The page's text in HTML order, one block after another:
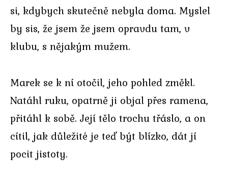
si, kdybych skutečně nebyla doma. Myslel
by sis, že jsem že jsem opravdu tam, v
klubu, s nějakým mužem.
Marek se k ní otočil, jeho pohled změkl.
Natáhl ruku, opatrně ji objal přes ramena,
přitáhl k sobě. Její tělo trochu třáslo, a on
cítil, jak důležité je teď být blízko, dát jí
pocit jistoty.